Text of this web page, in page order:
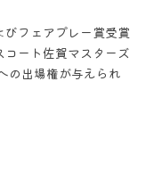
フェアプレー賞受賞
ート佐賀マスターズ
の出場権が与えられ